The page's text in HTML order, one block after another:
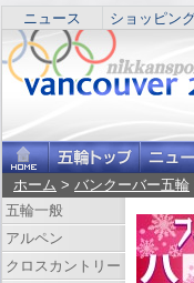
ニュース ショッピン
ホーム > バンクーバー五輪
五輪一般
アルペン
クロスカントリー